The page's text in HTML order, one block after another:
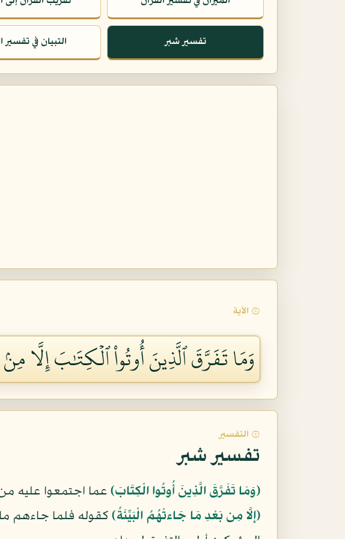
تفسير شبر التبيان في تفسير
۞ الآية
وَمَا تَفَرَّقَ ٱلَّذِينَ أُوتُواْ ٱلۡكِتَٰبَ إِلَّا مِنۢ
۞ التفسير
تفسير شبر
﴿وَمَا تَفَرَّقَ الَّذِينَ أُوتُوا الْكِتَابَ﴾ عما اجتمعوا عليه
﴿إِلَّا مِن بَعْدِ مَا جَاءتْهُمُ الْبَيِّنَةُ﴾ كقوله فلما جاءهم